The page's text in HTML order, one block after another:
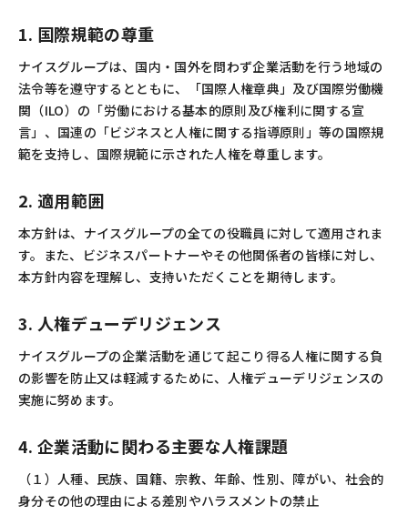
1. 国際規範の尊重
ナイスグループは、国内・国外を問わず企業活動を行う地域の
法令等を遵守するとともに、「国際人権章典」及び国際労働機
関（ILO）の「労働における基本的原則及び権利に関する宣
言」、国連の「ビジネスと人権に関する指導原則」等の国際規
範を支持し、国際規範に示された人権を尊重します。
2. 適用範囲
本方針は、ナイスグループの全ての役職員に対して適用されま
す。また、ビジネスパートナーやその他関係者の皆様に対し、
本方針内容を理解し、支持いただくことを期待します。
3. 人権デューデリジェンス
ナイスグループの企業活動を通じて起こり得る人権に関する負
の影響を防止又は軽減するために、人権デューデリジェンスの
実施に努めます。
4. 企業活動に関わる主要な人権課題
（１）人種、民族、国籍、宗教、年齢、性別、障がい、社会的
身分その他の理由による差別やハラスメントの禁止